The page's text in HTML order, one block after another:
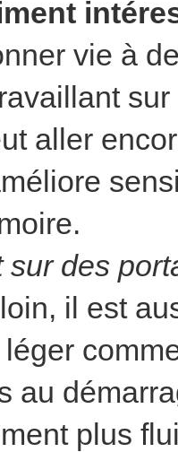
vie à
aller
sur des
il est
au
plus